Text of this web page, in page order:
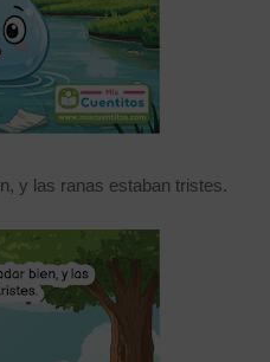
y las ranas estaban tristes.